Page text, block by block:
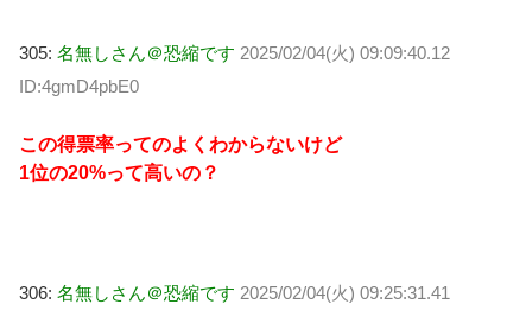
305: 名無しさん＠恐縮です 2025/02/04(火) 09:09:40.12
ID:4gmD4pbE0
この得票率ってのよくわからないけど
1位の20%って高いの？
306: 名無しさん＠恐縮です 2025/02/04(火) 09:25:31.41